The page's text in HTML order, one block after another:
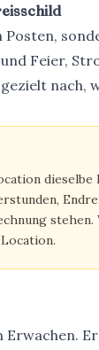
Feier,
nach,
dieselbe
.